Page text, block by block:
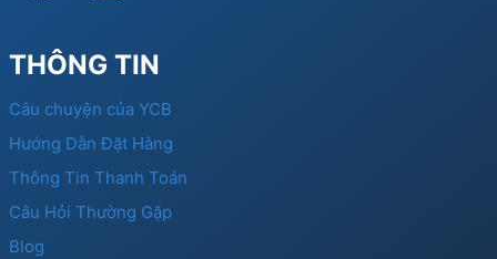
THÔNG TIN
Câu chuyện của YCB
Hướng Dẫn Đặt Hàng
Thông Tin Thanh Toán
Câu Hỏi Thường Gặp
Blog